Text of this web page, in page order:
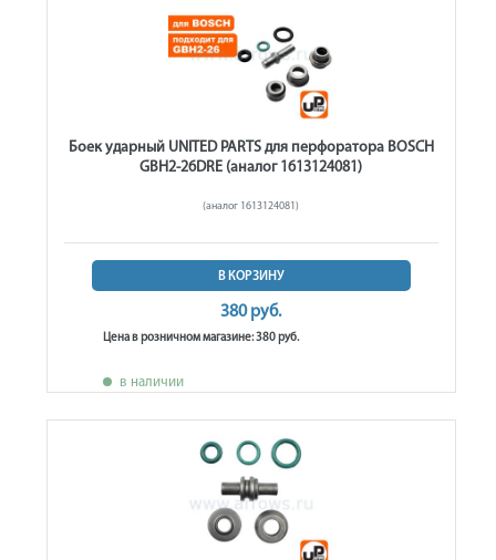
Боек ударный UNITED PARTS для перфоратора BOSCH
GBH2-26DRE (аналог 1613124081)
(аналог 1613124081)
В КОРЗИНУ
380 руб.
Цена в розничном магазине: 380 руб.
в наличии